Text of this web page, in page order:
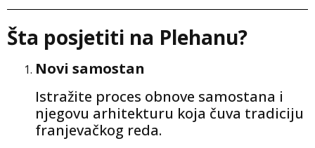
Šta posjetiti na Plehanu?
Novi samostan
Istražite proces obnove samostana i
njegovu arhitekturu koja čuva tradiciju
franjevačkog reda.